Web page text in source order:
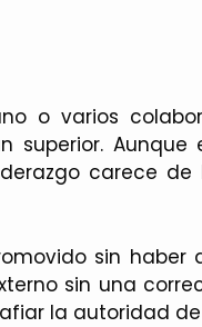
o varios
Aunque
carece
sin haber
sin una
la autoridad